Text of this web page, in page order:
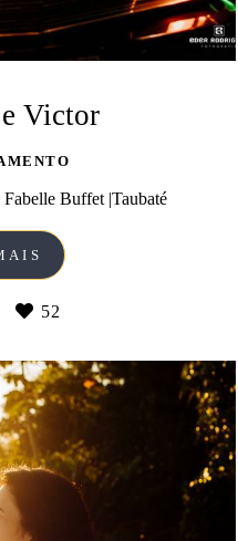
Victor
Buffet |Taubaté
52